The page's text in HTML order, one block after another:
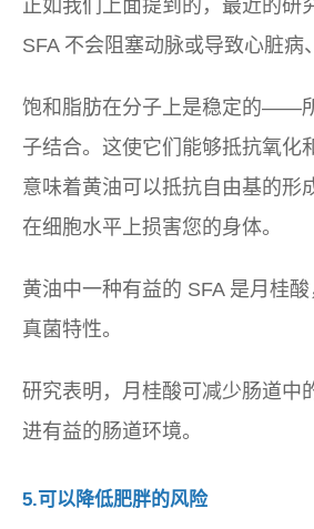
正如我们上面提到的，最近的研
SFA 不会阻塞动脉或导致心脏病
饱和脂肪在分子上是稳定的——
子结合。这使它们能够抵抗氧化
意味着黄油可以抵抗自由基的形
在细胞水平上损害您的身体。
黄油中一种有益的 SFA 是月桂
真菌特性。
研究表明，月桂酸可减少肠道中
进有益的肠道环境。
5.可以降低肥胖的风险